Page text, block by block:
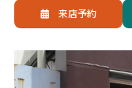
来店予約